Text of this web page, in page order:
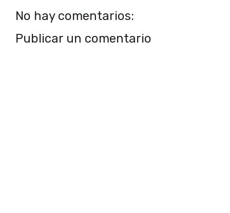
No hay comentarios:
Publicar un comentario